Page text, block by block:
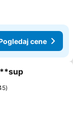
cene